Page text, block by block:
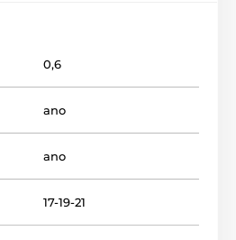
0,6
ano
ano
17-19-21